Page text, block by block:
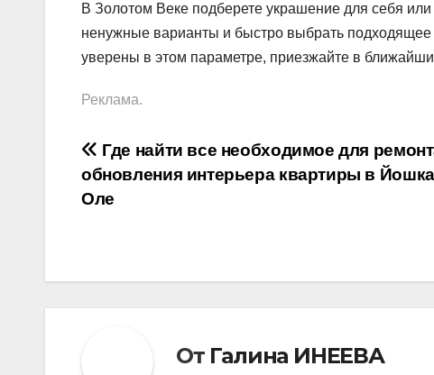
В Золотом Веке подберете украшение для себя
ненужные варианты и быстро выбрать
уверены в этом параметре, приезжайте в
Реклама.
Навигация
по
Где найти все необходимое для
обновления интерьера квартиры в
Оле
От Галина ИНЕЕВА